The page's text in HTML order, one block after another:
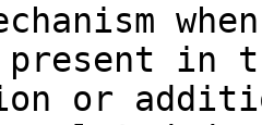
in
or